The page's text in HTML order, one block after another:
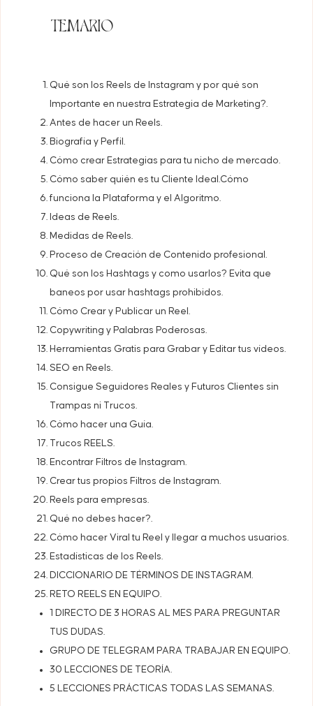
TEMARIO
Qué son los Reels de Instagram y por qué son
Importante en nuestra Estrategia de Marketing?.
Antes de hacer un Reels.
Biografía y Perfil.
Cómo crear Estrategias para tu nicho de mercado.
Cómo saber quién es tu Cliente Ideal.Cómo
funciona la Plataforma y el Algoritmo.
Ideas de Reels.
Medidas de Reels.
Proceso de Creación de Contenido profesional.
Qué son los Hashtags y como usarlos? Evita que
baneos por usar hashtags prohibidos.
Cómo Crear y Publicar un Reel.
Copywriting y Palabras Poderosas.
Herramientas Gratis para Grabar y Editar tus vídeos.
SEO en Reels.
Consigue Seguidores Reales y Futuros Clientes sin
Trampas ni Trucos.
Cómo hacer una Guía.
Trucos REELS.
Encontrar Filtros de Instagram.
Crear tus propios Filtros de Instagram.
Reels para empresas.
Qué no debes hacer?.
Cómo hacer Viral tu Reel y llegar a muchos usuarios.
Estadísticas de los Reels.
DICCIONARIO DE TÉRMINOS DE INSTAGRAM.
RETO REELS EN EQUIPO.
1 DIRECTO DE 3 HORAS AL MES PARA PREGUNTAR
TUS DUDAS.
GRUPO DE TELEGRAM PARA TRABAJAR EN EQUIPO.
30 LECCIONES DE TEORÍA.
5 LECCIONES PRÁCTICAS TODAS LAS SEMANAS.